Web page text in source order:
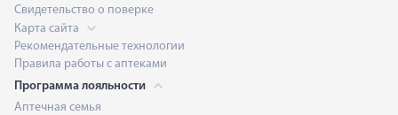
Свидетельство о поверке
Карта сайта
Рекомендательные технологии
Правила работы с аптеками
Программа лояльности
Аптечная семья